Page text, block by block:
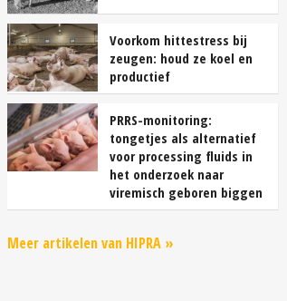
Voorkom hittestress bij
zeugen: houd ze koel en
productief
PRRS-monitoring:
tongetjes als alternatief
voor processing fluids in
het onderzoek naar
viremisch geboren biggen
Meer artikelen van HIPRA »